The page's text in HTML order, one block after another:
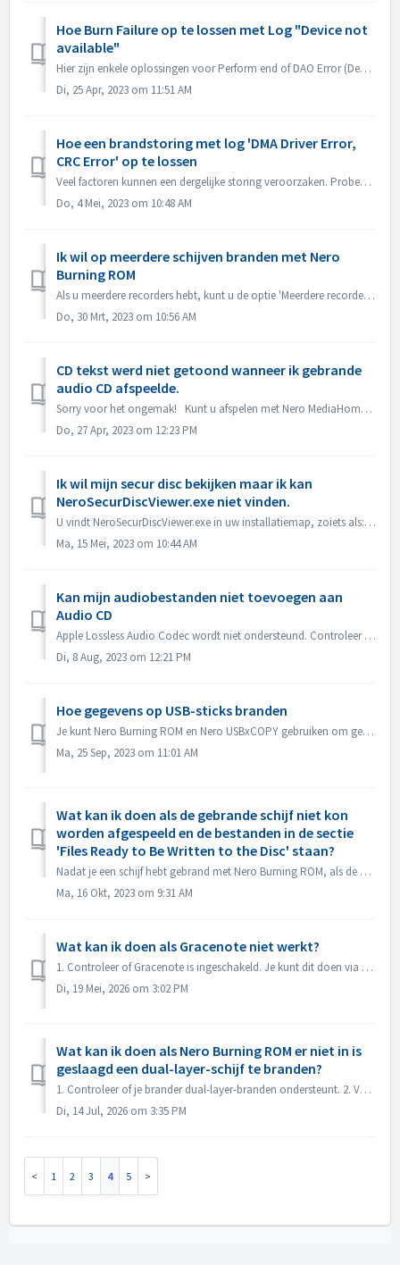
Hoe Burn Failure op te lossen met Log "Device not
available"
Hier zijn enkele oplossingen voor Perform end of DAO Error (Device not available). Upgrade of Rollback de Driver Firmware Het is meestal zoals om dit pr...
Di, 25 Apr, 2023 om 11:51 AM
Hoe een brandstoring met log 'DMA Driver Error,
CRC Error' op te lossen
Veel factoren kunnen een dergelijke storing veroorzaken. Probeer de volgende methoden: 1. Verwissel de datakabels op de brander; 2. Als u een externe optis...
Do, 4 Mei, 2023 om 10:48 AM
Ik wil op meerdere schijven branden met Nero
Burning ROM
Als u meerdere recorders hebt, kunt u de optie 'Meerdere recorders gebruiken' in het tabblad Branden aanvinken voordat u gaat branden. Als u niet...
Do, 30 Mrt, 2023 om 10:56 AM
CD tekst werd niet getoond wanneer ik gebrande
audio CD afspeelde.
Sorry voor het ongemak! Kunt u afspelen met Nero MediaHome en de meta data controleren? Uw spelers moeten CD tekst kunnen lezen. Zoals Media Player, heeft...
Do, 27 Apr, 2023 om 12:23 PM
Ik wil mijn secur disc bekijken maar ik kan
NeroSecurDiscViewer.exe niet vinden.
U vindt NeroSecurDiscViewer.exe in uw installatiemap, zoiets als: C:\Programma's (x86)\Nero 2023\Nero Burning ROM\SecurDisc. Er zou ook een bestand ...
Ma, 15 Mei, 2023 om 10:44 AM
Kan mijn audiobestanden niet toevoegen aan
Audio CD
Apple Lossless Audio Codec wordt niet ondersteund. Controleer de audiocodec van je bestanden. Of stuur ze naar ons op om te controleren.
Di, 8 Aug, 2023 om 12:21 PM
Hoe gegevens op USB-sticks branden
Je kunt Nero Burning ROM en Nero USBxCOPY gebruiken om gegevens op USB-sticks/kaarten te branden. In Nero Burning ROM staan 'Raspberry Pi OS' en ...
Ma, 25 Sep, 2023 om 11:01 AM
Wat kan ik doen als de gebrande schijf niet kon
worden afgespeeld en de bestanden in de sectie
'Files Ready to Be Written to the Disc' staan?
Nadat je een schijf hebt gebrand met Nero Burning ROM, als de audio CD niet kon worden afgespeeld met de CD speler, open dan de schijf in Windows Explorer o...
Ma, 16 Okt, 2023 om 9:31 AM
Wat kan ik doen als Gracenote niet werkt?
1. Controleer of Gracenote is ingeschakeld. Je kunt dit doen via het menu “Bestand -> Opties -> Database”, door de optie “Toegang tot de online databa...
Di, 19 Mei, 2026 om 3:02 PM
Wat kan ik doen als Nero Burning ROM er niet in is
geslaagd een dual-layer-schijf te branden?
1. Controleer of je brander dual-layer-branden ondersteunt. 2. Verlaag de brandsnelheid: branden op hoge snelheid kan ervoor zorgen dat de tweede laag ...
Di, 14 Jul, 2026 om 3:35 PM
1 2 3 4 5